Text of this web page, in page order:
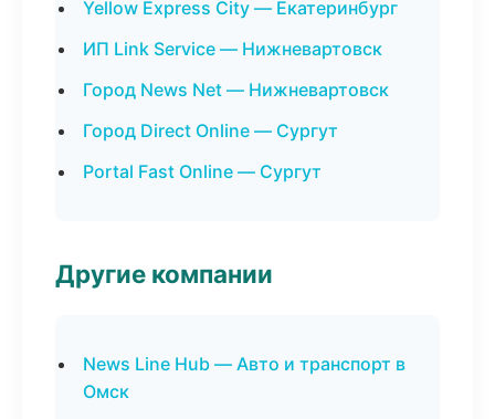
Yellow Express City — Екатеринбург
ИП Link Service — Нижневартовск
Город News Net — Нижневартовск
Город Direct Online — Сургут
Portal Fast Online — Сургут
Другие компании
News Line Hub — Авто и транспорт в
Омск